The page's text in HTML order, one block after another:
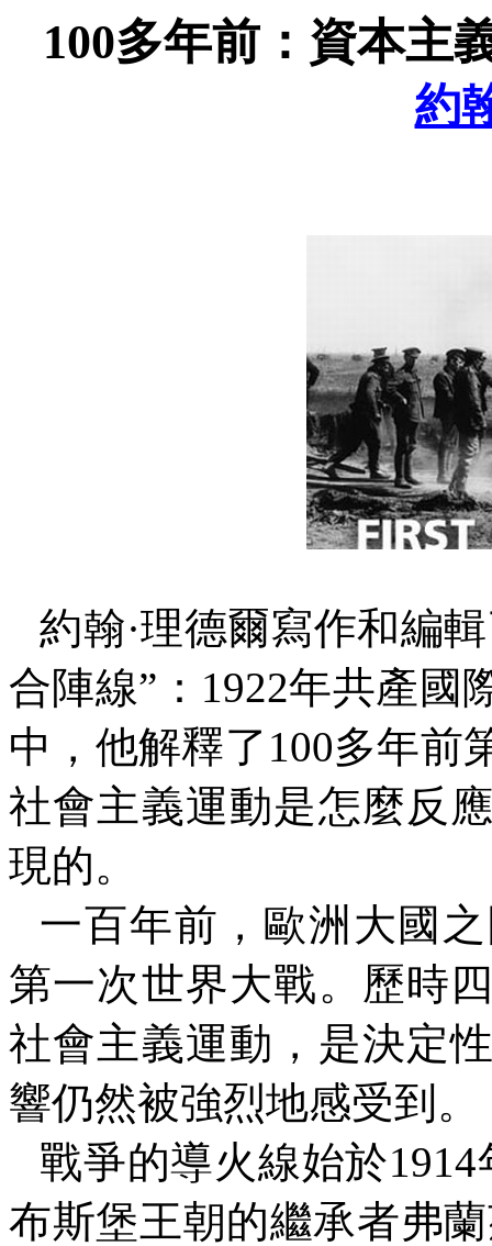
100多年前：資本主
約
約翰·理德爾寫作和編
合陣線”： 1922年共產國
中，他解釋了 100多年前
社會主義運動是怎麼反
現的。
一百年前，歐洲大國
第一次世界大戰。歷時
社會主義運動，是決定
響仍然被強烈地感受到。
戰爭的導火線始於1914
布斯堡王朝的繼承者弗